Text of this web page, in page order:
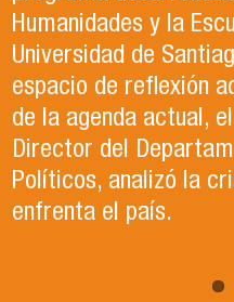
Humanidades y la
Universidad de
espacio de reflexión
de la agenda actual,
Director del
Políticos, analizó la
enfrenta el país.
ella describe como el
en la Organización de
la Alimentación y la
exitoso Congreso
lugar en la
evento, se llevaron a
conversación,
contexto político y
Puedes revisar los
"Congreso ACCP" de